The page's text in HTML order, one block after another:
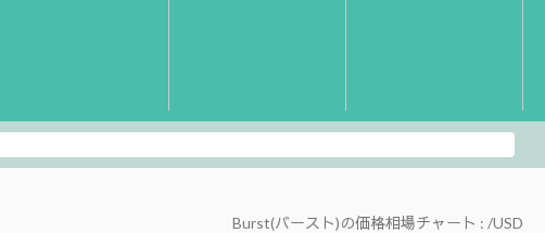
Burst(バースト)の価格相場チャート : /USD